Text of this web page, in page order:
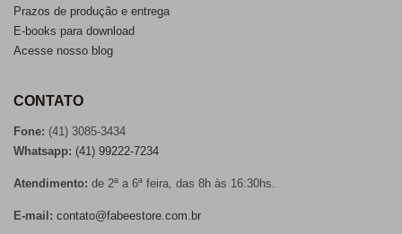
Prazos de produção e entrega
E-books para download
Acesse nosso blog
CONTATO
Fone: (41) 3085-3434
Whatsapp: (41) 99222-7234
Atendimento: de 2ª a 6ª feira, das 8h às 16:30hs.
E-mail: contato@fabeestore.com.br